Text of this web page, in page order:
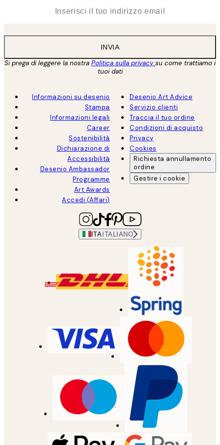
INVIA
Si prega di leggere la nostra Politica sulla privacysu come trattiamo i
tuoi dati
Informazioni su desenio
Stampa
Informazioni legali
Career
Sostenibilità
Dichiarazione di
Accessibilità
Desenio Ambassador
Programme
Art Awards
Accedi (Affari)
Desenio Art Advice
Servizio clienti
Traccia il tuo ordine
Condizioni di acquisto
Privacy
Cookies
Richiesta annullamento
ordine
Gestire i cookie
ITAITALIANO